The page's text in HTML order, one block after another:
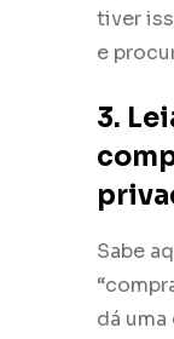
tiver
e
3.
Sabe
dá